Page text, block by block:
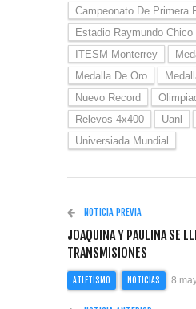
Campeonato De Primera
Estadio Raymundo Chico
ITESM Monterrey
Medalla De Oro
Nuevo Record
Relevos 4x400
Uanl
Universiada Mundial
NOTICIA PREVIA
JOAQUINA Y PAULINA SE
TRANSMISIONES
ATLETISMO NOTICIAS 8